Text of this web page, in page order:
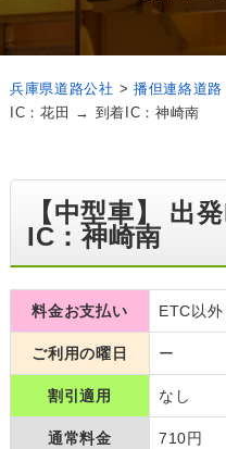
兵庫県道路公社 > 播但連絡道路
IC：花田 → 到着IC：神崎南
【中型車】 出
IC：神崎南
料金お支払い ETC以外
ご利用の曜日 ー
割引適用 なし
通常料金 710円